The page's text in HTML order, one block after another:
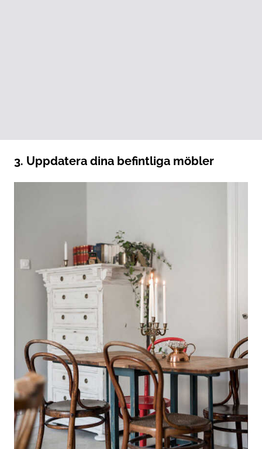
3. Uppdatera dina befintliga möbler